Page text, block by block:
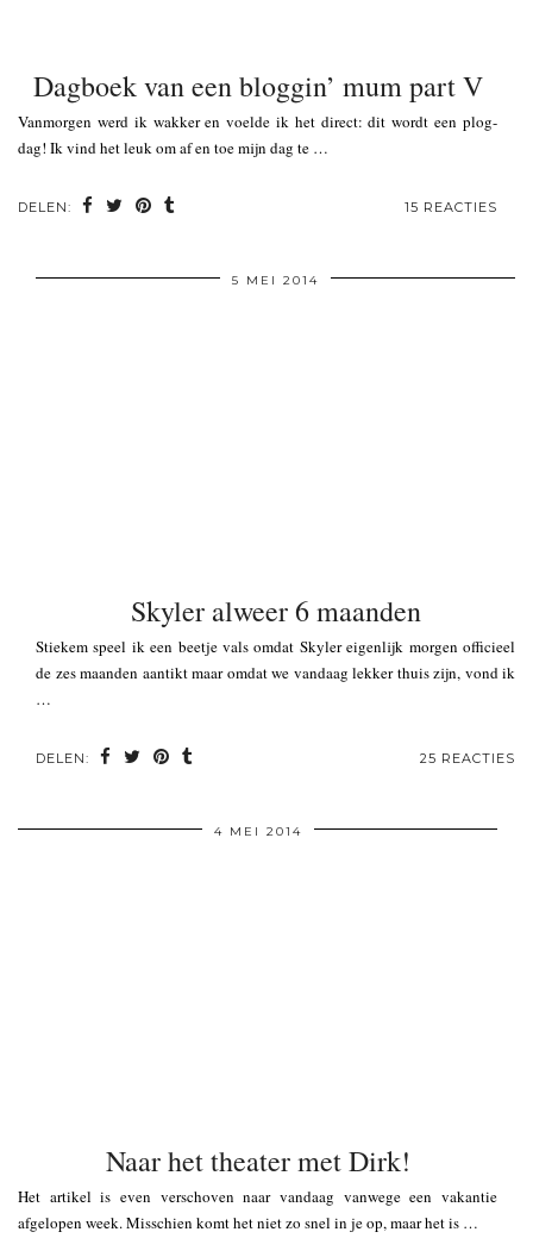
Dagboek van een bloggin’ mum part V
Vanmorgen werd ik wakker en voelde ik het direct: dit wordt een plog-
dag! Ik vind het leuk om af en toe mijn dag te …
DELEN: 15 REACTIES
5 MEI 2014
Skyler alweer 6 maanden
Stiekem speel ik een beetje vals omdat Skyler eigenlijk morgen officieel
de zes maanden aantikt maar omdat we vandaag lekker thuis zijn, vond ik
…
DELEN: 25 REACTIES
4 MEI 2014
Naar het theater met Dirk!
Het artikel is even verschoven naar vandaag vanwege een vakantie
afgelopen week. Misschien komt het niet zo snel in je op, maar het is …